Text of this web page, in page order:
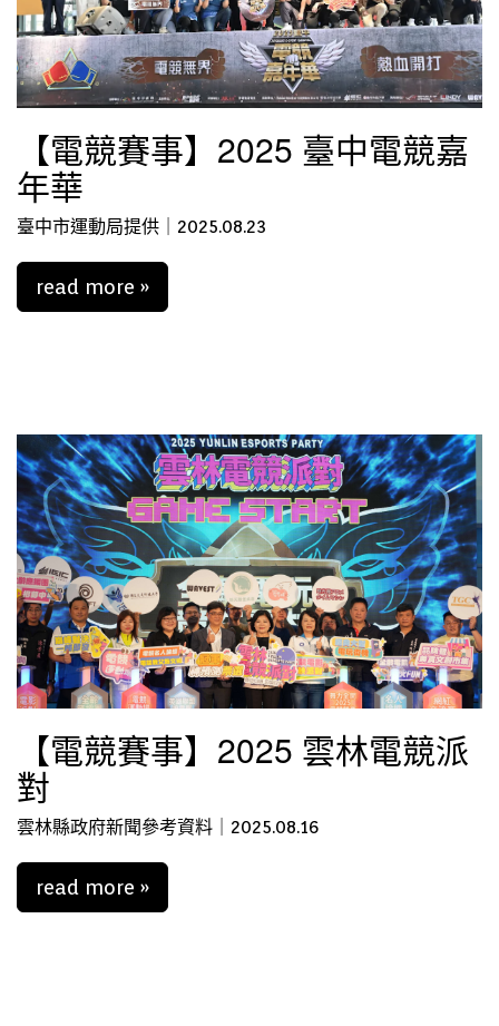
【電競賽事】2025 臺中電競嘉
年華
臺中市運動局提供｜2025.08.23
read more »
【電競賽事】2025 雲林電競派
對
雲林縣政府新聞參考資料｜2025.08.16
read more »